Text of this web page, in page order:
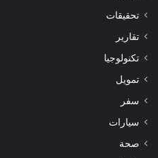
تحقيقات
تقارير
تكنولوجيا
تمويل
سفر
سيارات
صحة